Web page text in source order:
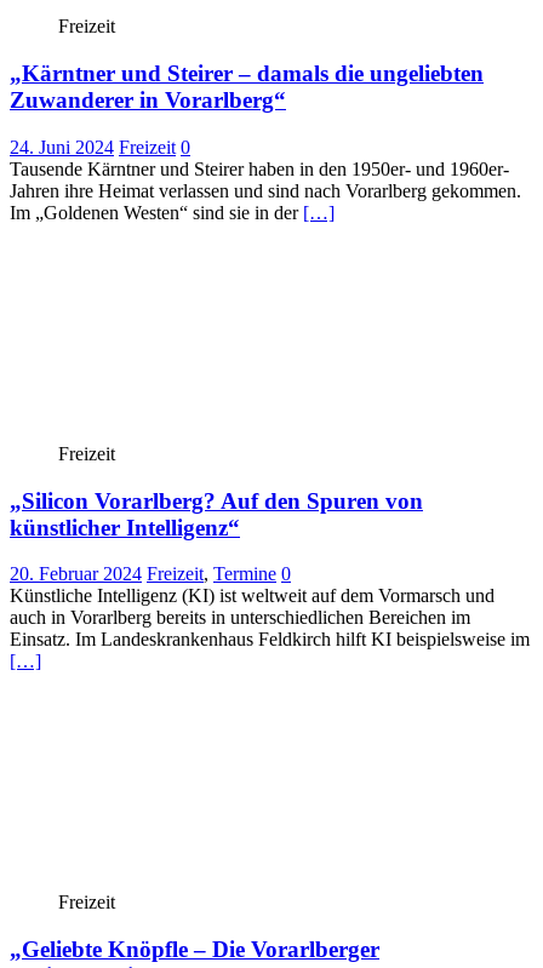
Freizeit
„Kärntner und Steirer – damals die ungeliebten
Zuwanderer in Vorarlberg“
24. Juni 2024 Freizeit 0
Tausende Kärntner und Steirer haben in den 1950er- und 1960er-
Jahren ihre Heimat verlassen und sind nach Vorarlberg gekommen.
Im „Goldenen Westen“ sind sie in der […]
Freizeit
„Silicon Vorarlberg? Auf den Spuren von
künstlicher Intelligenz“
20. Februar 2024 Freizeit, Termine 0
Künstliche Intelligenz (KI) ist weltweit auf dem Vormarsch und
auch in Vorarlberg bereits in unterschiedlichen Bereichen im
Einsatz. Im Landeskrankenhaus Feldkirch hilft KI beispielsweise im
[…]
Freizeit
„Geliebte Knöpfle – Die Vorarlberger